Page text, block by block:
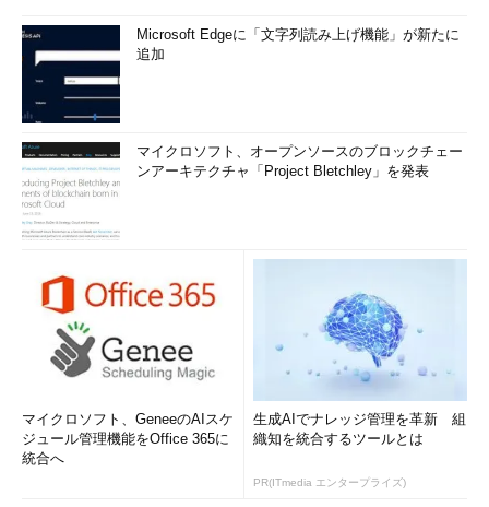
Microsoft Edgeに「文字列読み上げ機能」が新たに
追加
マイクロソフト、オープンソースのブロックチェー
ンアーキテクチャ「Project Bletchley」を発表
マイクロソフト、GeneeのAIスケ
ジュール管理機能をOffice 365に
統合へ
生成AIでナレッジ管理を革新 組
織知を統合するツールとは
PR(ITmedia エンタープライズ)